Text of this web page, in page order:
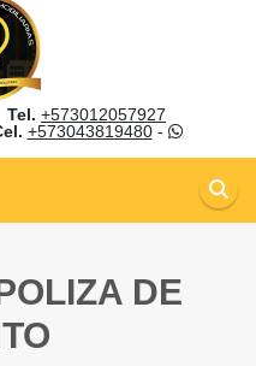
Tel. +573012057927
+573043819480-
DE